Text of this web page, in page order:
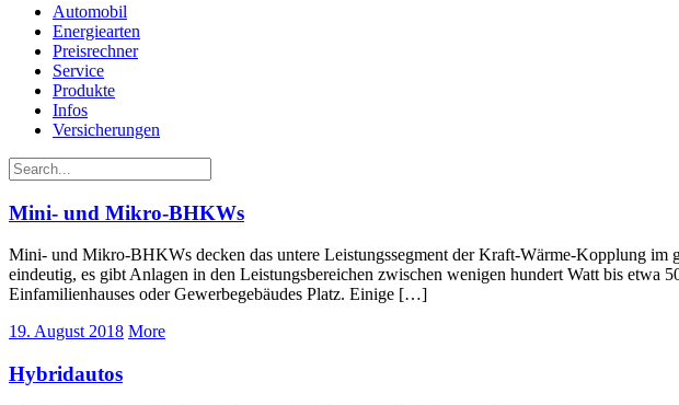
Automobil
Energiearten
Preisrechner
Service
Produkte
Infos
Versicherungen
Mini- und Mikro-BHKWs
Mini- und Mikro-BHKWs decken das untere Leistungssegment der Kraft-Wärme-Kopplung
eindeutig, es gibt Anlagen in den Leistungsbereichen zwischen wenigen hundert Watt bis
Einfamilienhauses oder Gewerbegebäudes Platz. Einige […]
19. August 2018 More
Hybridautos